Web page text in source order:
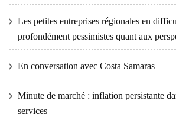
Les petites entreprises régionales en
profondément pessimistes quant aux
En conversation avec Costa Samaras
Minute de marché : inflation persistante
services